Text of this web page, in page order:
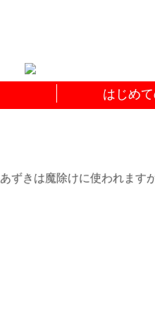
はじめ
あずきは魔除けに使われます